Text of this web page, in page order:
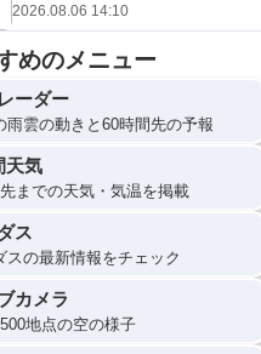
2026.08.06 14:10
めのメニュー
ーダー
雨雲の動きと60時間先の予報
天気
までの天気・気温を掲載
ス
スの最新情報をチェック
カメラ
地点の空の様子